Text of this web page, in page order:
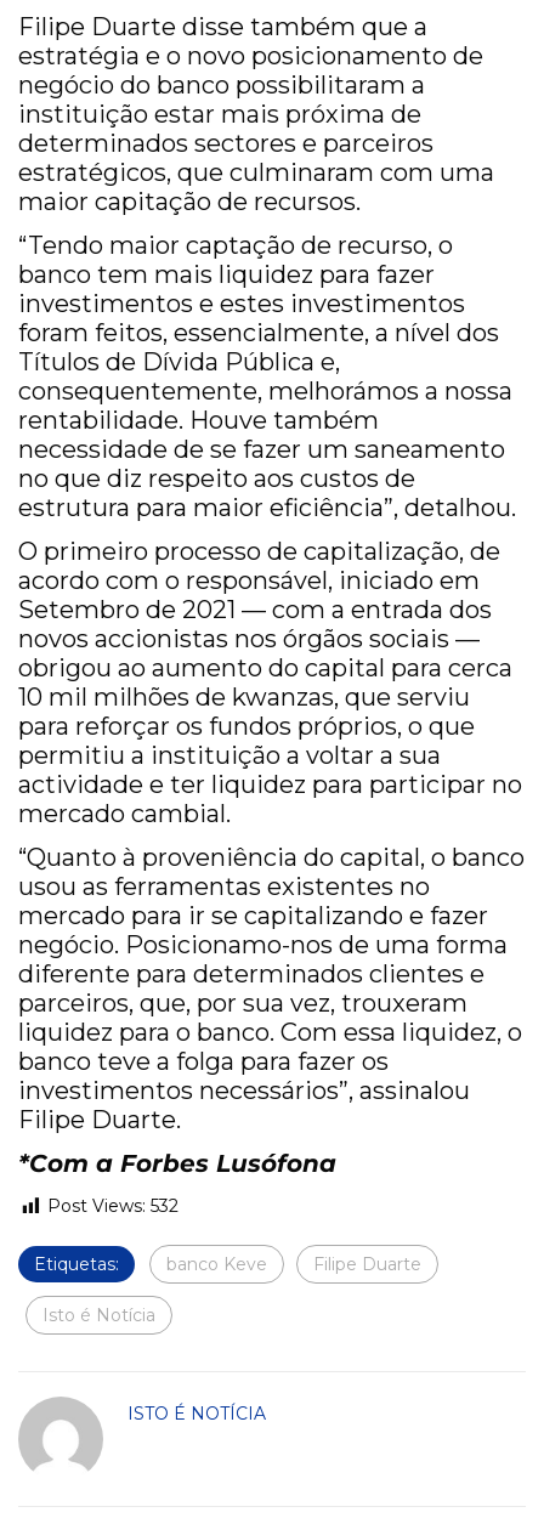
Filipe Duarte disse também que a
estratégia e o novo posicionamento de
negócio do banco possibilitaram a
instituição estar mais próxima de
determinados sectores e parceiros
estratégicos, que culminaram com uma
maior capitação de recursos.
“Tendo maior captação de recurso, o
banco tem mais liquidez para fazer
investimentos e estes investimentos
foram feitos, essencialmente, a nível dos
Títulos de Dívida Pública e,
consequentemente, melhorámos a nossa
rentabilidade. Houve também
necessidade de se fazer um saneamento
no que diz respeito aos custos de
estrutura para maior eficiência”, detalhou.
O primeiro processo de capitalização, de
acordo com o responsável, iniciado em
Setembro de 2021 — com a entrada dos
novos accionistas nos órgãos sociais —
obrigou ao aumento do capital para cerca
10 mil milhões de kwanzas, que serviu
para reforçar os fundos próprios, o que
permitiu a instituição a voltar a sua
actividade e ter liquidez para participar no
mercado cambial.
“Quanto à proveniência do capital, o banco
usou as ferramentas existentes no
mercado para ir se capitalizando e fazer
negócio. Posicionamo-nos de uma forma
diferente para determinados clientes e
parceiros, que, por sua vez, trouxeram
liquidez para o banco. Com essa liquidez, o
banco teve a folga para fazer os
investimentos necessários”, assinalou
Filipe Duarte.
*Com a Forbes Lusófona
Post Views: 532
Etiquetas: banco Keve Filipe Duarte
Isto é Notícia
ISTO É NOTÍCIA